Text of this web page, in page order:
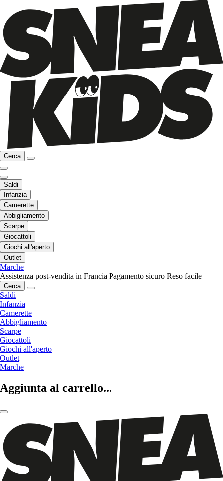
Cerca
Saldi
Infanzia
Camerette
Abbigliamento
Scarpe
Giocattoli
Giochi all'aperto
Outlet
Marche
Assistenza post-vendita in Francia Pagamento sicuro Reso facile
Cerca
Saldi
Infanzia
Camerette
Abbigliamento
Scarpe
Giocattoli
Giochi all'aperto
Outlet
Marche
Aggiunta al carrello...